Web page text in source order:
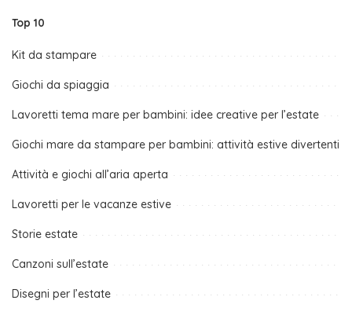
Top 10
Kit da stampare
Giochi da spiaggia
Lavoretti tema mare per bambini: idee creative per l’estate
Giochi mare da stampare per bambini: attività estive divertenti
Attività e giochi all’aria aperta
Lavoretti per le vacanze estive
Storie estate
Canzoni sull’estate
Disegni per l’estate